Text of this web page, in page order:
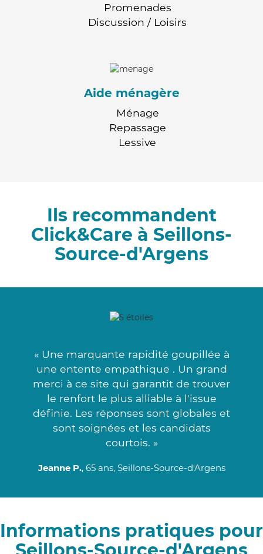
Promenades
Discussion / Loisirs
Aide ménagère
Ménage
Repassage
Lessive
Ils recommandent
Click&Care à Seillons-
Source-d'Argens
« Une marquante rapidité goupillée à
une entente empathique . Un grand
merci à ce site qui garantit de trouver
le renfort le plus alliable à l'issue
définie. Les réponses sont globales et
sont soignées et les candidats
courtois. »
Jeanne P., 65 ans, Seillons-Source-d'Argens
Informations pratiques pour